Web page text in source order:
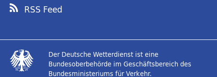
RSS Feed
Der Deutsche Wetterdienst ist eine
Bundesoberbehörde im Geschäftsbereich des
Bundesministeriums für Verkehr.